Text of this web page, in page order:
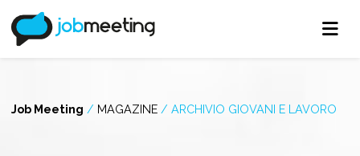
Job Meeting / MAGAZINE / ARCHIVIO GIOVANI E LAVORO